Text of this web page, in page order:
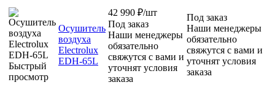
Быстрый
просмотр
Осушитель
воздуха
Electrolux
EDH-65L
42 990 ₽/шт
Под заказ
Наши менеджеры
обязательно
свяжутся с вами и
уточнят условия
заказа
Под заказ
Наши менеджеры
обязательно
свяжутся с вами и
уточнят условия
заказа